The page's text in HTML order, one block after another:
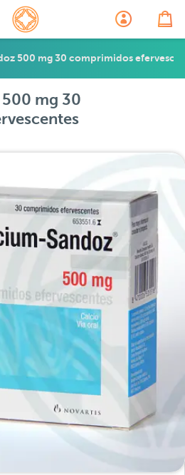
500 mg 30 comprimidos
mg 30